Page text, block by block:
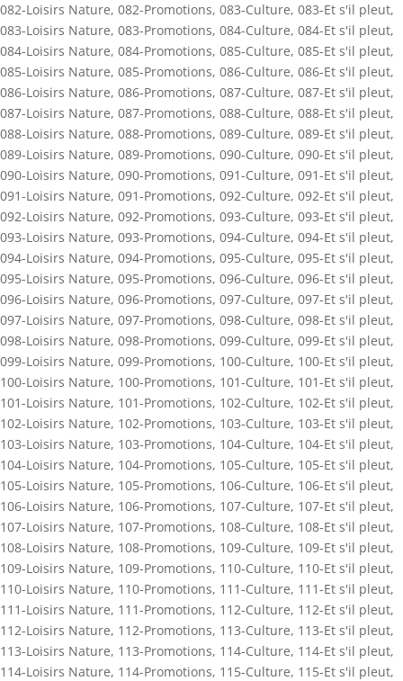
082-Loisirs Nature, 082-Promotions, 083-Culture, 083-Et s'il pleut,
083-Loisirs Nature, 083-Promotions, 084-Culture, 084-Et s'il pleut,
084-Loisirs Nature, 084-Promotions, 085-Culture, 085-Et s'il pleut,
085-Loisirs Nature, 085-Promotions, 086-Culture, 086-Et s'il pleut,
086-Loisirs Nature, 086-Promotions, 087-Culture, 087-Et s'il pleut,
087-Loisirs Nature, 087-Promotions, 088-Culture, 088-Et s'il pleut,
088-Loisirs Nature, 088-Promotions, 089-Culture, 089-Et s'il pleut,
089-Loisirs Nature, 089-Promotions, 090-Culture, 090-Et s'il pleut,
090-Loisirs Nature, 090-Promotions, 091-Culture, 091-Et s'il pleut,
091-Loisirs Nature, 091-Promotions, 092-Culture, 092-Et s'il pleut,
092-Loisirs Nature, 092-Promotions, 093-Culture, 093-Et s'il pleut,
093-Loisirs Nature, 093-Promotions, 094-Culture, 094-Et s'il pleut,
094-Loisirs Nature, 094-Promotions, 095-Culture, 095-Et s'il pleut,
095-Loisirs Nature, 095-Promotions, 096-Culture, 096-Et s'il pleut,
096-Loisirs Nature, 096-Promotions, 097-Culture, 097-Et s'il pleut,
097-Loisirs Nature, 097-Promotions, 098-Culture, 098-Et s'il pleut,
098-Loisirs Nature, 098-Promotions, 099-Culture, 099-Et s'il pleut,
099-Loisirs Nature, 099-Promotions, 100-Culture, 100-Et s'il pleut,
100-Loisirs Nature, 100-Promotions, 101-Culture, 101-Et s'il pleut,
101-Loisirs Nature, 101-Promotions, 102-Culture, 102-Et s'il pleut,
102-Loisirs Nature, 102-Promotions, 103-Culture, 103-Et s'il pleut,
103-Loisirs Nature, 103-Promotions, 104-Culture, 104-Et s'il pleut,
104-Loisirs Nature, 104-Promotions, 105-Culture, 105-Et s'il pleut,
105-Loisirs Nature, 105-Promotions, 106-Culture, 106-Et s'il pleut,
106-Loisirs Nature, 106-Promotions, 107-Culture, 107-Et s'il pleut,
107-Loisirs Nature, 107-Promotions, 108-Culture, 108-Et s'il pleut,
108-Loisirs Nature, 108-Promotions, 109-Culture, 109-Et s'il pleut,
109-Loisirs Nature, 109-Promotions, 110-Culture, 110-Et s'il pleut,
110-Loisirs Nature, 110-Promotions, 111-Culture, 111-Et s'il pleut,
111-Loisirs Nature, 111-Promotions, 112-Culture, 112-Et s'il pleut,
112-Loisirs Nature, 112-Promotions, 113-Culture, 113-Et s'il pleut,
113-Loisirs Nature, 113-Promotions, 114-Culture, 114-Et s'il pleut,
114-Loisirs Nature, 114-Promotions, 115-Culture, 115-Et s'il pleut,